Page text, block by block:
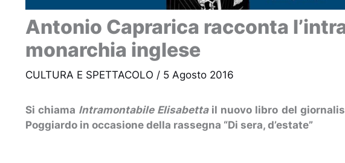
Antonio Caprarica racconta
monarchia inglese
CULTURA E SPETTACOLO / 5 Agosto 2016
Si chiama Intramontabile Elisabettail nuovo libro del
Poggiardo in occasione della rassegna “Di sera, d’estate”